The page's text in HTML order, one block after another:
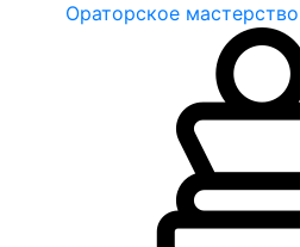
Ораторское мастерство